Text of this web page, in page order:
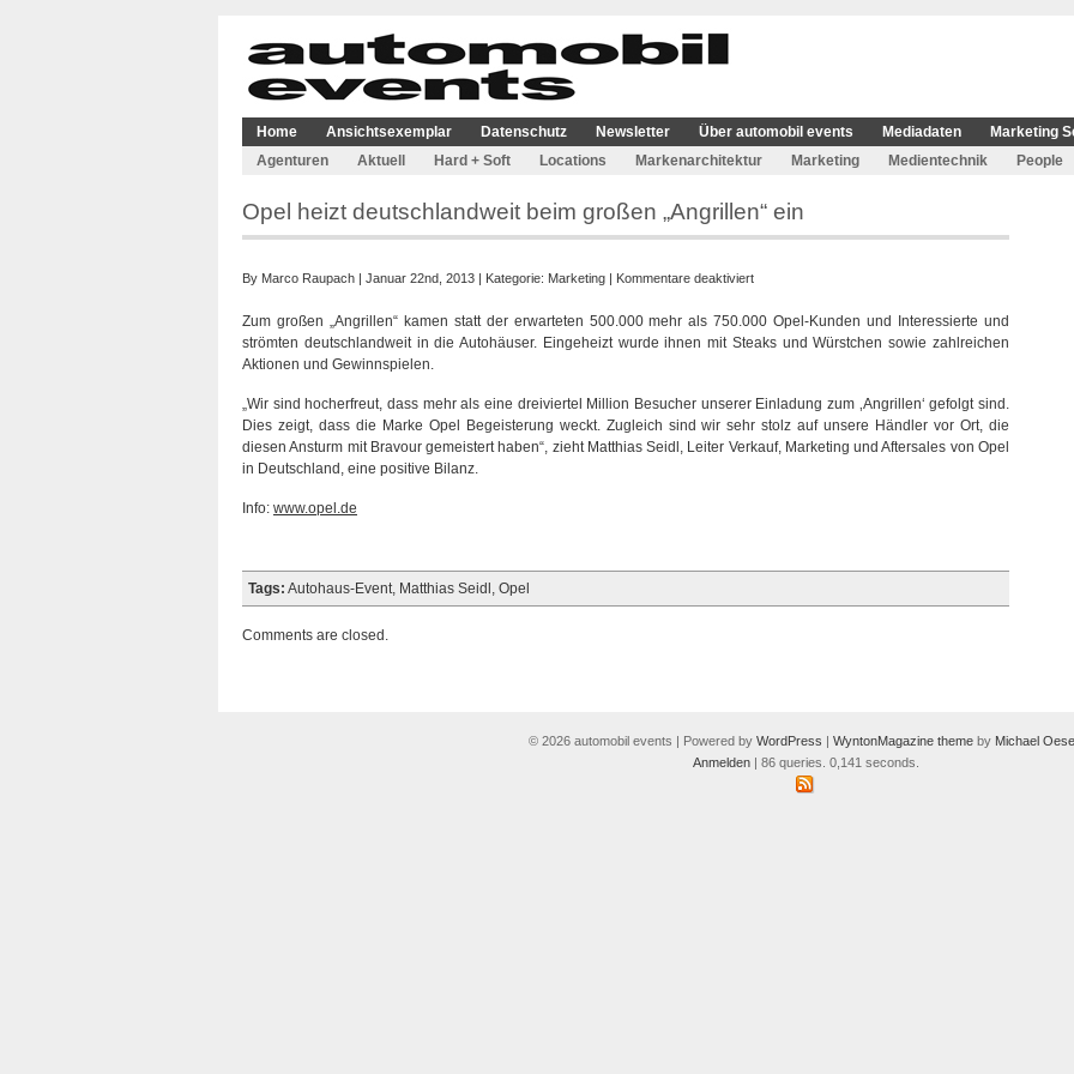
Home Ansichtsexemplar Datenschutz Newsletter Über automobil events Mediadaten
Marketing
Agenturen
Aktuell Hard + Soft Locations Markenarchitektur Marketing Medientechnik People
Opel heizt deutschlandweit beim großen „Angrillen“ ein
By Marco Raupach | Januar 22nd, 2013 | Kategorie: Marketing | Kommentare deaktiviertfür
heizt
deutschlandweit
„Angrillen“
ein
Zum großen „Angrillen“ kamen statt der erwarteten 500.000 mehr als 750.000 Opel-Kunden und Interessierte und
strömten deutschlandweit in die Autohäuser. Eingeheizt wurde ihnen mit Steaks und Würstchen sowie zahlreichen
Aktionen und Gewinnspielen.
„Wir sind hocherfreut, dass mehr als eine dreiviertel Million Besucher unserer Einladung zum ‚Angrillen‘ gefolgt sind.
Dies zeigt, dass die Marke Opel Begeisterung weckt. Zugleich sind wir sehr stolz auf unsere Händler vor Ort, die
diesen Ansturm mit Bravour gemeistert haben“, zieht Matthias Seidl, Leiter Verkauf, Marketing und Aftersales von Opel
in Deutschland, eine positive Bilanz.
Info: www.opel.de
Tags: Autohaus-Event, Matthias Seidl , Opel
Comments are closed.
© 2026 automobil events | Powered by WordPress | WyntonMagazine theme by Michael
Anmelden| 86 queries. 0,141 seconds.